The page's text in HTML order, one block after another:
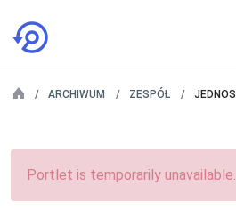
ARCHIWUM ZESPÓŁ
Portlet is temporarily unavailable.